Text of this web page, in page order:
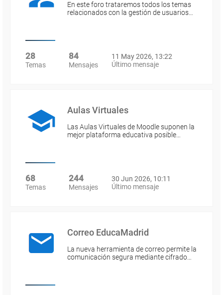
En este foro trataremos todos los temas
relacionados con la gestión de usuarios…
28
Temas
84
Mensajes
11 May 2026, 13:22
Último mensaje
Aulas Virtuales
Las Aulas Virtuales de Moodle suponen la
mejor plataforma educativa posible…
68
Temas
244
Mensajes
30 Jun 2026, 10:11
Último mensaje
Correo EducaMadrid
La nueva herramienta de correo permite la
comunicación segura mediante cifrado…